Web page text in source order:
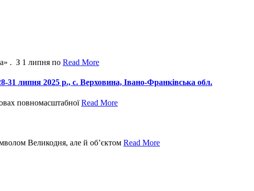
. З 1 липня по Read More
31 липня 2025 р., с. Верховина, Івано-Франківська обл.
повномасштабноїRead More
Великодня, але й об’єктом Read More